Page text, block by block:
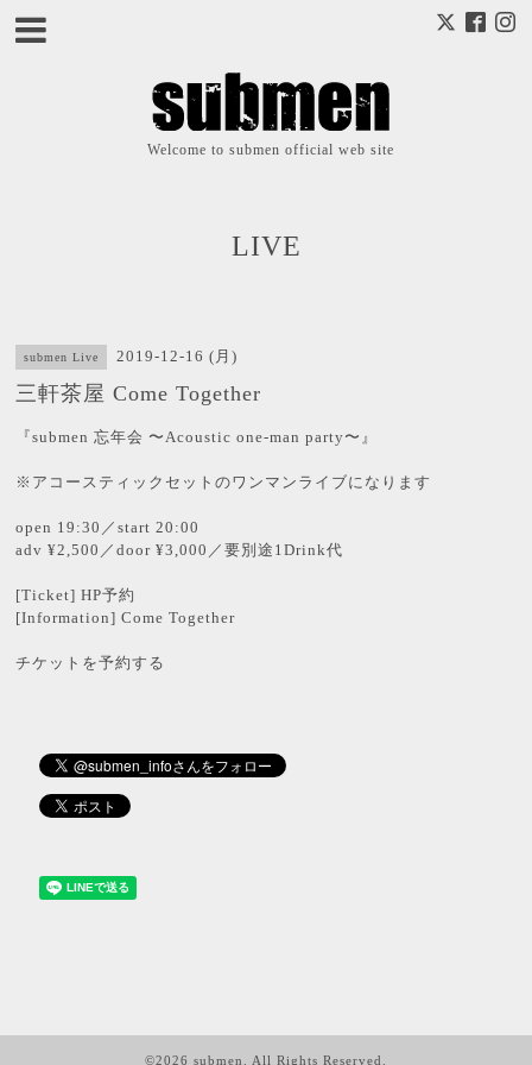
Welcome to submen official web site
LIVE
submen Live 2019-12-16 (月)
三軒茶屋 Come Together
『submen 忘年会 〜Acoustic one-man party〜』
※アコースティックセットのワンマンライブになります
open 19:30／start 20:00
adv ¥2,500／door ¥3,000／要別途1Drink代
[Ticket]HP予約
[Information]Come Together
チケットを予約する
©2026 submen . All Rights Reserved.